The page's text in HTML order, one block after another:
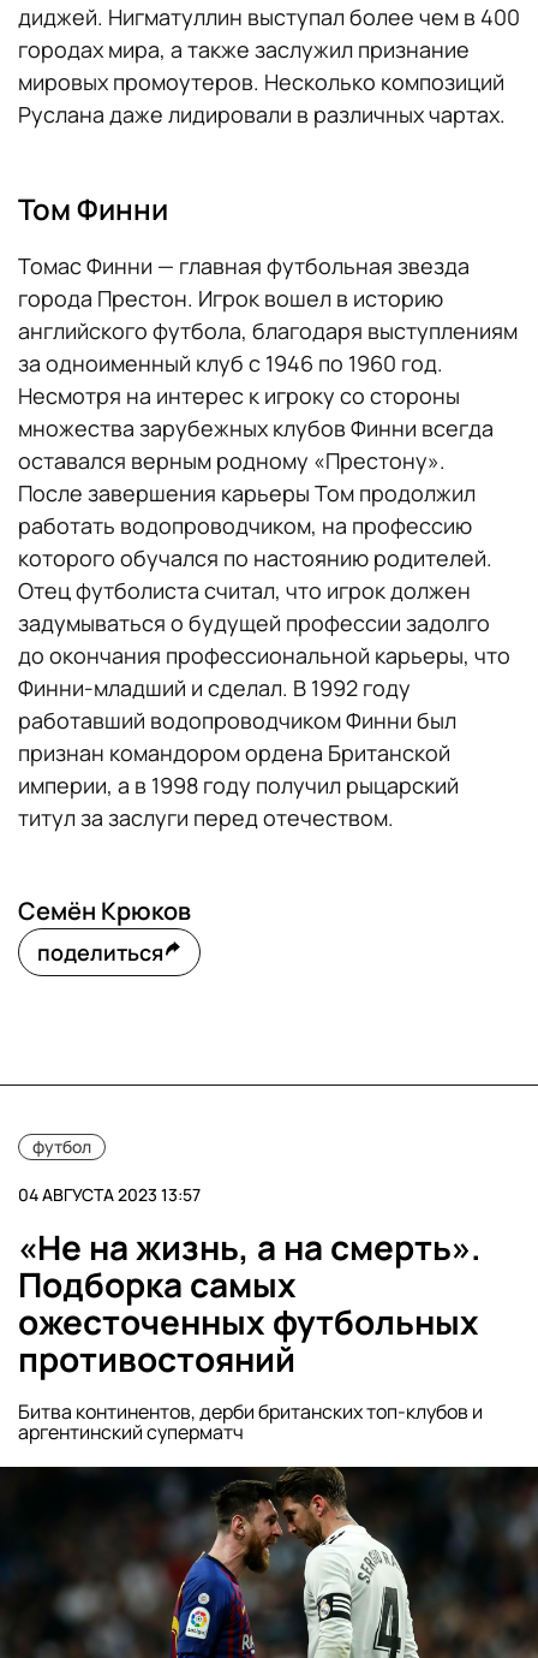
диджей. Нигматуллин выступал более чем в 400
городах мира, а также заслужил признание
мировых промоутеров. Несколько композиций
Руслана даже лидировали в различных чартах.
Том Финни
Томас Финни — главная футбольная звезда
города Престон. Игрок вошел в историю
английского футбола, благодаря выступлениям
за одноименный клуб с 1946 по 1960 год.
Несмотря на интерес к игроку со стороны
множества зарубежных клубов Финни всегда
оставался верным родному «Престону».
После завершения карьеры Том продолжил
работать водопроводчиком, на профессию
которого обучался по настоянию родителей.
Отец футболиста считал, что игрок должен
задумываться о будущей профессии задолго
до окончания профессиональной карьеры, что
Финни-младший и сделал. В 1992 году
работавший водопроводчиком Финни был
признан командором ордена Британской
империи, а в 1998 году получил рыцарский
титул за заслуги перед отечеством.
Семён Крюков
поделиться
футбол
04 АВГУСТА 2023 13:57
«Не на жизнь, а на смерть».
Подборка самых
ожесточенных футбольных
противостояний
Битва континентов, дерби британских топ-клубов и
аргентинский суперматч